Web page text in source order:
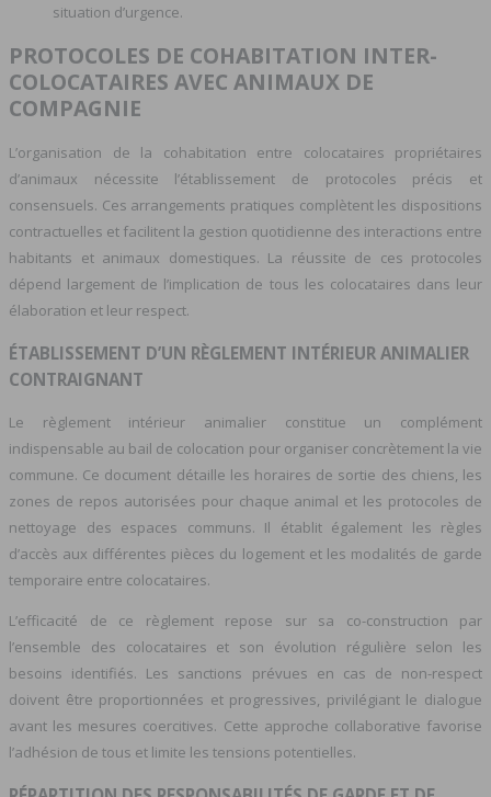
situation d’urgence.
PROTOCOLES DE COHABITATION INTER-
COLOCATAIRES AVEC ANIMAUX DE
COMPAGNIE
L’organisation de la cohabitation entre colocataires propriétaires
d’animaux nécessite l’établissement de protocoles précis et
consensuels. Ces arrangements pratiques complètent les dispositions
contractuelles et facilitent la gestion quotidienne des interactions entre
habitants et animaux domestiques. La réussite de ces protocoles
dépend largement de l’implication de tous les colocataires dans leur
élaboration et leur respect.
ÉTABLISSEMENT D’UN RÈGLEMENT INTÉRIEUR ANIMALIER
CONTRAIGNANT
Le règlement intérieur animalier constitue un complément
indispensable au bail de colocation pour organiser concrètement la vie
commune. Ce document détaille les horaires de sortie des chiens, les
zones de repos autorisées pour chaque animal et les protocoles de
nettoyage des espaces communs. Il établit également les règles
d’accès aux différentes pièces du logement et les modalités de garde
temporaire entre colocataires.
L’efficacité de ce règlement repose sur sa co-construction par
l’ensemble des colocataires et son évolution régulière selon les
besoins identifiés. Les sanctions prévues en cas de non-respect
doivent être proportionnées et progressives, privilégiant le dialogue
avant les mesures coercitives. Cette approche collaborative favorise
l’adhésion de tous et limite les tensions potentielles.